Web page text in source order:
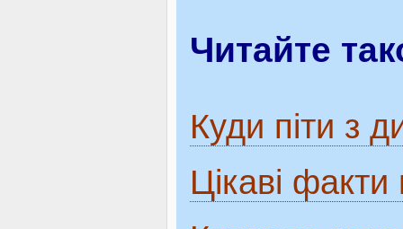
Читайте
Куди піти з
Цікаві